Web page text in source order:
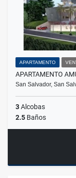
APARTAMENTO
APARTAMENTO
San Salvador, San
3Alcobas
2.5 Baños